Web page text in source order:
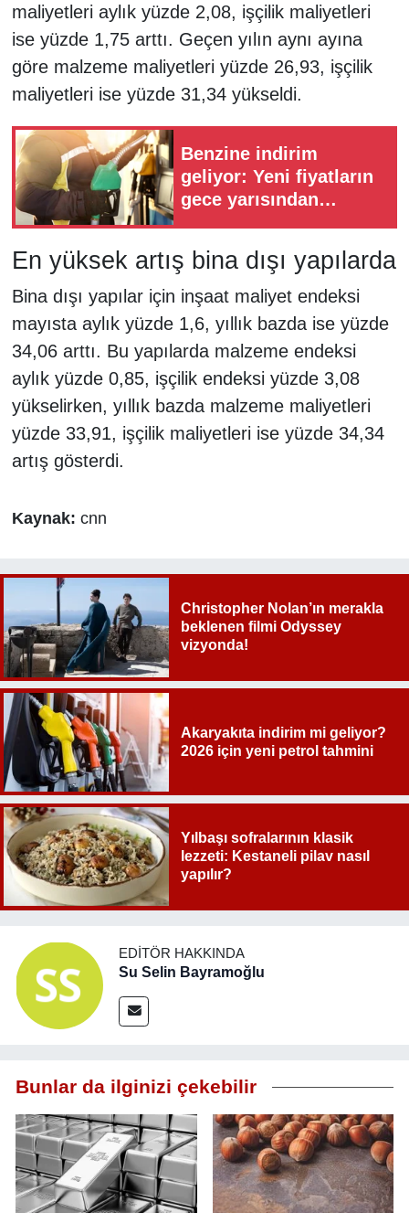
maliyetleri aylık yüzde 2,08, işçilik maliyetleri
ise yüzde 1,75 arttı. Geçen yılın aynı ayına
göre malzeme maliyetleri yüzde 26,93, işçilik
maliyetleri ise yüzde 31,34 yükseldi.
Benzine indirim
geliyor: Yeni fiyatların
gece yarısından
En yüksek artış bina dışı yapılarda
Bina dışı yapılar için inşaat maliyet endeksi
mayısta aylık yüzde 1,6, yıllık bazda ise yüzde
34,06 arttı. Bu yapılarda malzeme endeksi
aylık yüzde 0,85, işçilik endeksi yüzde 3,08
yükselirken, yıllık bazda malzeme maliyetleri
yüzde 33,91, işçilik maliyetleri ise yüzde 34,34
artış gösterdi.
Kaynak: cnn
Christopher Nolan’ın merakla
beklenen filmi Odyssey
vizyonda!
Akaryakıta indirim mi geliyor?
2026 için yeni petrol tahmini
Yılbaşı sofralarının klasik
lezzeti: Kestaneli pilav nasıl
yapılır?
EDITÖR HAKKINDA
Su Selin Bayramoğlu
Bunlar da ilginizi çekebilir